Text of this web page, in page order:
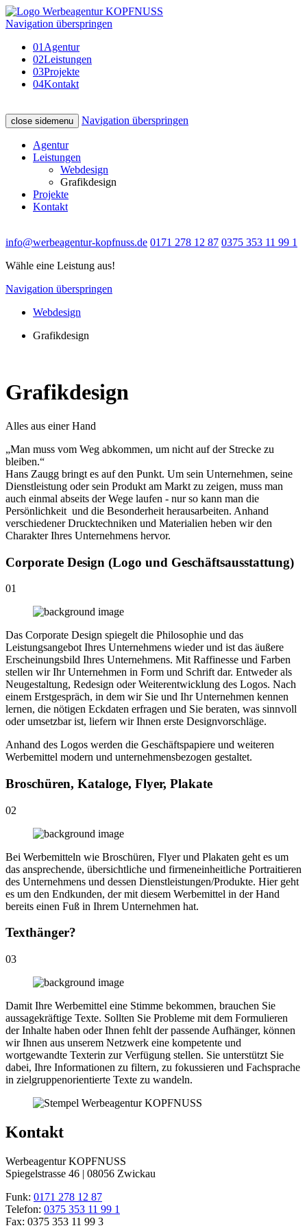
Navigation überspringen
01 Agentur
02Leistungen
03Projekte
04Kontakt
close sidemenu Navigation überspringen
Agentur
Leistungen
Webdesign
Grafikdesign
Projekte
Kontakt
info@werbeagentur-kopfnuss.de 0171 278 12 87 0375 353 11 99 1
Wähle eine Leistung aus!
Navigation überspringen
Webdesign
Grafikdesign
Grafikdesign
Alles aus einer Hand
„Man muss vom Weg abkommen, um nicht auf der Strecke zu
bleiben.“
Hans Zaugg bringt es auf den Punkt. Um sein Unternehmen, seine
Dienstleistung oder sein Produkt am Markt zu zeigen, muss man
auch einmal abseits der Wege laufen - nur so kann man die
Persönlichkeit und die Besonderheit herausarbeiten. Anhand
verschiedener Drucktechniken und Materialien heben wir den
Charakter Ihres Unternehmens hervor.
Corporate Design (Logo und Geschäftsausstattung)
01
Das Corporate Design spiegelt die Philosophie und das
Leistungsangebot Ihres Unternehmens wieder und ist das äußere
Erscheinungsbild Ihres Unternehmens. Mit Raffinesse und Farben
stellen wir Ihr Unternehmen in Form und Schrift dar. Entweder als
Neugestaltung, Redesign oder Weiterentwicklung des Logos. Nach
einem Erstgespräch, in dem wir Sie und Ihr Unternehmen kennen
lernen, die nötigen Eckdaten erfragen und Sie beraten, was sinnvoll
oder umsetzbar ist, liefern wir Ihnen erste Designvorschläge.
Anhand des Logos werden die Geschäftspapiere und weiteren
Werbemittel modern und unternehmensbezogen gestaltet.
Broschüren, Kataloge, Flyer, Plakate
02
Bei Werbemitteln wie Broschüren, Flyer und Plakaten geht es um
das ansprechende, übersichtliche und firmeneinheitliche Portraitieren
des Unternehmens und dessen Dienstleistungen/Produkte. Hier geht
es um den Endkunden, der mit diesem Werbemittel in der Hand
bereits einen Fuß in Ihrem Unternehmen hat.
Texthänger?
03
Damit Ihre Werbemittel eine Stimme bekommen, brauchen Sie
aussagekräftige Texte. Sollten Sie Probleme mit dem Formulieren
der Inhalte haben oder Ihnen fehlt der passende Aufhänger, können
wir Ihnen aus unserem Netzwerk eine kompetente und
wortgewandte Texterin zur Verfügung stellen. Sie unterstützt Sie
dabei, Ihre Informationen zu filtern, zu fokussieren und Fachsprache
in zielgruppenorientierte Texte zu wandeln.
Kontakt
Werbeagentur KOPFNUSS
Spiegelstrasse 46 | 08056 Zwickau
Funk: 0171 278 12 87
Telefon: 0375 353 11 99 1
Fax: 0375 353 11 99 3